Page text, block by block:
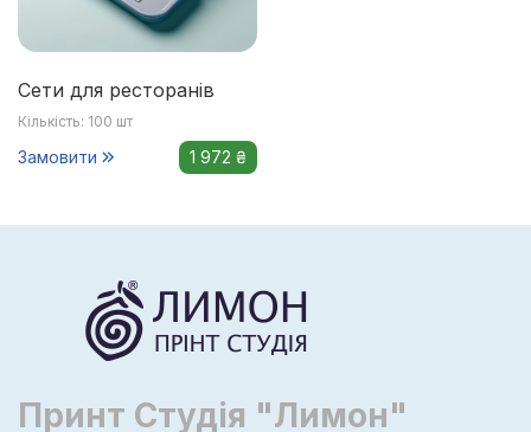
Сети для ресторанів
Кількість: 100 шт
Замовити 1 972 ₴
Принт Студія "Лимон"